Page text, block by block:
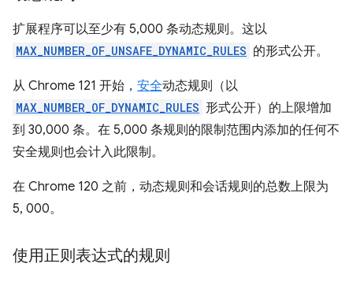
扩展程序可以至少有 5,000 条动态规则。这以
MAX_NUMBER_OF_UNSAFE_DYNAMIC_RULES 的形式公开。
从 Chrome 121 开始， 安全动态规则（以
MAX_NUMBER_OF_DYNAMIC_RULES 形式公开）的上限增加
到 30,000 条。在 5,000 条规则的限制范围内添加的任何不
安全规则也会计入此限制。
在 Chrome 120 之前，动态规则和会话规则的总数上限为
5, 000。
使用正则表达式的规则